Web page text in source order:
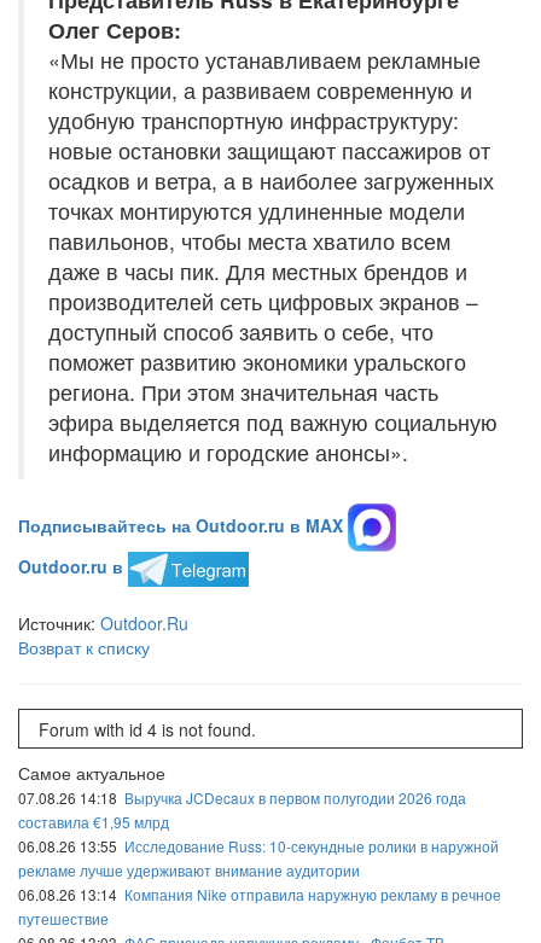
Олег Серов:
«Мы не просто устанавливаем рекламные
конструкции, а развиваем современную и
удобную транспортную инфраструктуру:
новые остановки защищают пассажиров от
осадков и ветра, а в наиболее загруженных
точках монтируются удлиненные модели
павильонов, чтобы места хватило всем
даже в часы пик. Для местных брендов и
производителей сеть цифровых экранов –
доступный способ заявить о себе, что
поможет развитию экономики уральского
региона. При этом значительная часть
эфира выделяется под важную социальную
информацию и городские анонсы».
Подписывайтесь на Outdoor.ru в MAX
Outdoor.ru в
Источник: Outdoor.Ru
Возврат к списку
Forum with id 4 is not found.
Самое актуальное
07.08.26 14:18 Выручка JCDecaux в первом полугодии 2026 года
составила €1,95 млрд
06.08.26 13:55 Исследование Russ: 10-секундные ролики в наружной
рекламе лучше удерживают внимание аудитории
06.08.26 13:14 Компания Nike отправила наружную рекламу в речное
путешествие